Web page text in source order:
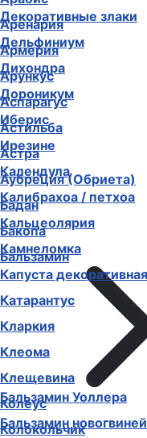
Аренария
Армерия
Арункус
Аспарагус
Астильба
Астра
Аубреция (Обриета)
Бадан
Бакопа
Бальзамин
Бальзамин Уоллера
Бальзамин
Декоративные злаки
Дельфиниум
Дихондра
Дороникум
Иберис
Ирезине
Календула
Калибрахоа / петхоа
Кальцеолярия
Камнеломка
Капуста декоративная
Катарантус
Кларкия
Клеома
Клещевина
Колеус
Колокольчик